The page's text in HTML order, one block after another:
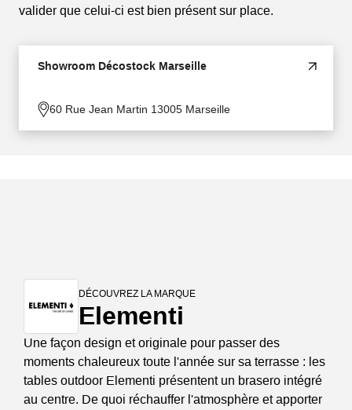
valider que celui-ci est bien présent sur place.
Showroom Décostock Marseille
60 Rue Jean Martin 13005 Marseille
DÉCOUVREZ LA MARQUE
Elementi
Une façon design et originale pour passer des
moments chaleureux toute l'année sur sa terrasse : les
tables outdoor Elementi présentent un brasero intégré
au centre. De quoi réchauffer l'atmosphère et apporter